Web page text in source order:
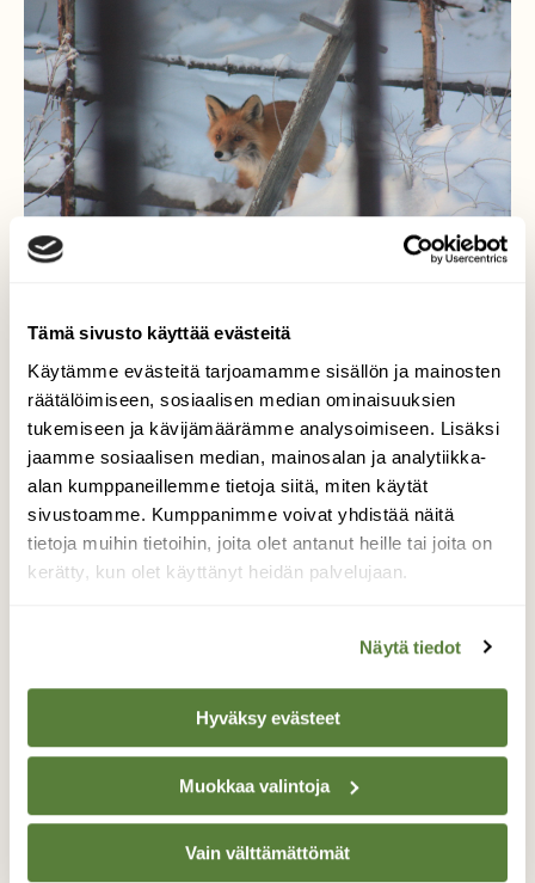
Tämä sivusto käyttää evästeitä
Käytämme evästeitä tarjoamamme sisällön ja mainosten
räätälöimiseen, sosiaalisen median ominaisuuksien
tukemiseen ja kävijämäärämme analysoimiseen. Lisäksi
jaamme sosiaalisen median, mainosalan ja analytiikka-
alan kumppaneillemme tietoja siitä, miten käytät
sivustoamme. Kumppanimme voivat yhdistää näitä
tietoja muihin tietoihin, joita olet antanut heille tai joita on
kerätty, kun olet käyttänyt heidän palvelujaan.
Näytä tiedot
Hyväksy evästeet
Muokkaa valintoja
Vain välttämättömät
Kettu takapihallamme
Komea kettu ilmestyi kuin tyhjästä pihan
laidalle metsästä. Hetken aikaa katselimme
toisimme ja sitten se kääntyi ja lähti takaisin
metsään.
TAKAISIN LISTAAN